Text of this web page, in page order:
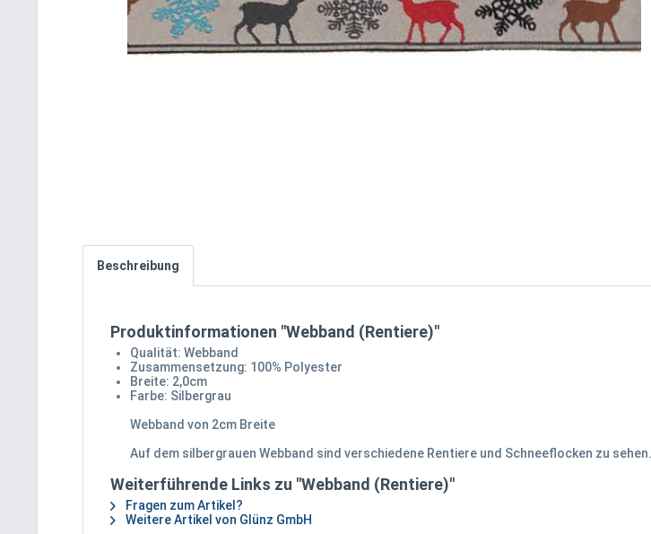
Beschreibung
Produktinformationen "Webband (Rentiere)"
Qualität: Webband
Zusammensetzung: 100% Polyester
Breite: 2,0cm
Farbe: Silbergrau
Webband von 2cm Breite
Auf dem silbergrauen Webband sind verschiedene Rentiere und Schneeflocken zu sehen.
Weiterführende Links zu "Webband (Rentiere)"
Fragen zum Artikel?
Weitere Artikel von Glünz GmbH